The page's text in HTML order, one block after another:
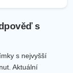
s
s nejvyšší
Aktuální